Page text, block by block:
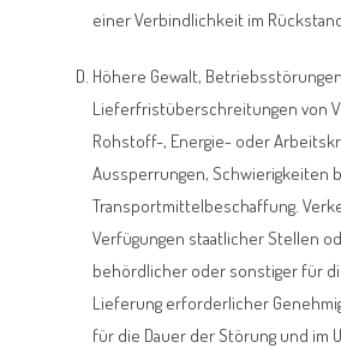
einer Verbindlichkeit im
Höhere Gewalt,
Lieferfristüberschreitungen von
Rohstoff-, Energie- oder
Aussperrungen, Schwierigkeiten
Transportmittelbeschaffung.
Verfügungen staatlicher Stellen
behördlicher oder sonstiger für
Lieferung erforderlicher
für die Dauer der Störung und im